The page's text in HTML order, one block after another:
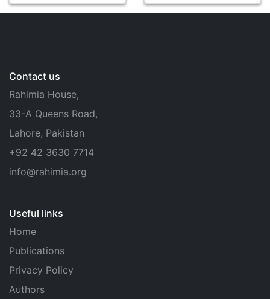
Contact us
Rahimia House,
33-A Queens Road,
Lahore, Pakistan
+92 42 3630 7714
info@rahimia.org
Useful links
Home
Publications
Privacy Policy
Authors